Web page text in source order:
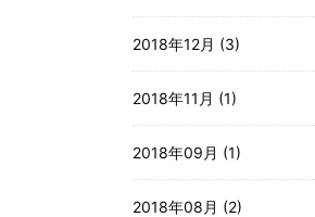
2018年12月 (3)
2018年11月 (1)
2018年09月 (1)
2018年08月 (2)